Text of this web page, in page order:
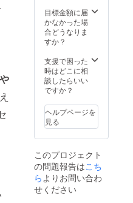
等が若
干異な
る場合
す。 ◆
店内壁
面への
お名前
※店内壁
お名前
の掲載
まして
は、店
舗を営
業する
業する
限り継
続して
ただき
ます。
※ご支援
時、必
欄に掲
載ご希
望のお
名前を
下さ
い。画
像はイ
メージ
です。
時、必
ず備考
欄に掲
名前を
ご記入
下さ
い。 ◆
ベント
開催時
やSNS
等でス
ルスポ
ンサー
として
ご紹介
※詳細に
目標金額に届
かなかった場
合どうなりま
すか？
支援で困った
時はどこに相
談したらいい
ですか？
ヘルプページを
見る
このプロジェクト
の問題報告はこち
らよりお問い合わ
せください